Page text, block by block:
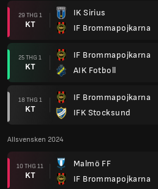
29 THG 1
KT
IK Sirius
IF Brommapojkarna
25 THG 1
KT
IF Brommapojkarna
AIK Fotboll
18 THG 1
KT
IF Brommapojkarna
IFK Stocksund
Allsvensken 2024
10 THG 11
KT
Malmö FF
IF Brommapojkarna